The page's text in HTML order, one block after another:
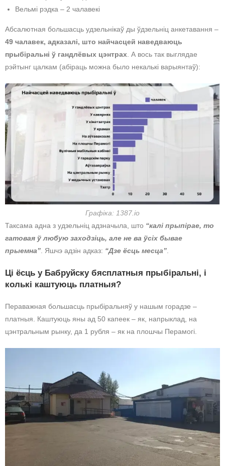
Вельмі рэдка – 2 чалавекі
Абсалютная большасць удзельнікаў ды ўдзельніц анкетавання –
49 чалавек, адказалі, што найчасцей наведваюць
прыбіральні ў гандлёвых цэнтрах . А вось так выглядае
рэйтынг цалкам (абіраць можна было некалькі варыянтаў):
Графіка: 1387.io
Таксама адна з удзельніц адзначыла, што “калі прыпірае, то
гатовая ў любую заходзіць, але не ва ўсіх бывае
прыемна” . Яшчэ адзін адказ: “Дзе ёсць месца”
Ці ёсць у Бабруйску бясплатныя прыбіральні, і
колькі каштуюць платныя?
Пераважная большасць прыбіральняў у нашым горадзе –
платныя. Каштуюць яны ад 50 капеек – як, напрыклад, на
цэнтральным рынку, да 1 рубля – як на плошчы Перамогі.